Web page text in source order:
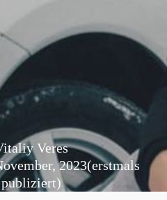
Veres
2023(erstmals
publiziert)